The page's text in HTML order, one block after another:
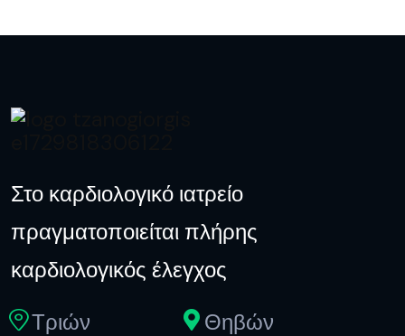
Στο καρδιολογικό ιατρείο
πραγματοποιείται πλήρης
καρδιολογικός έλεγχος
Τριών
Θηβών